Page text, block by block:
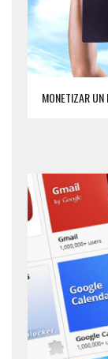
MONETIZAR